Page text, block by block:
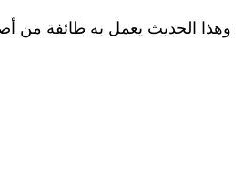
وهذا الحديث يعمل به طائفة من